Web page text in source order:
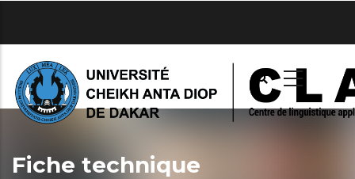
principal
Fiche technique